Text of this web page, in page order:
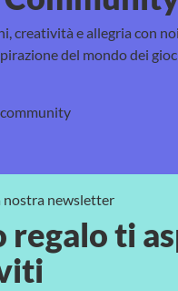
creatività e allegria con
del mondo dei
nostra newsletter
regalo ti